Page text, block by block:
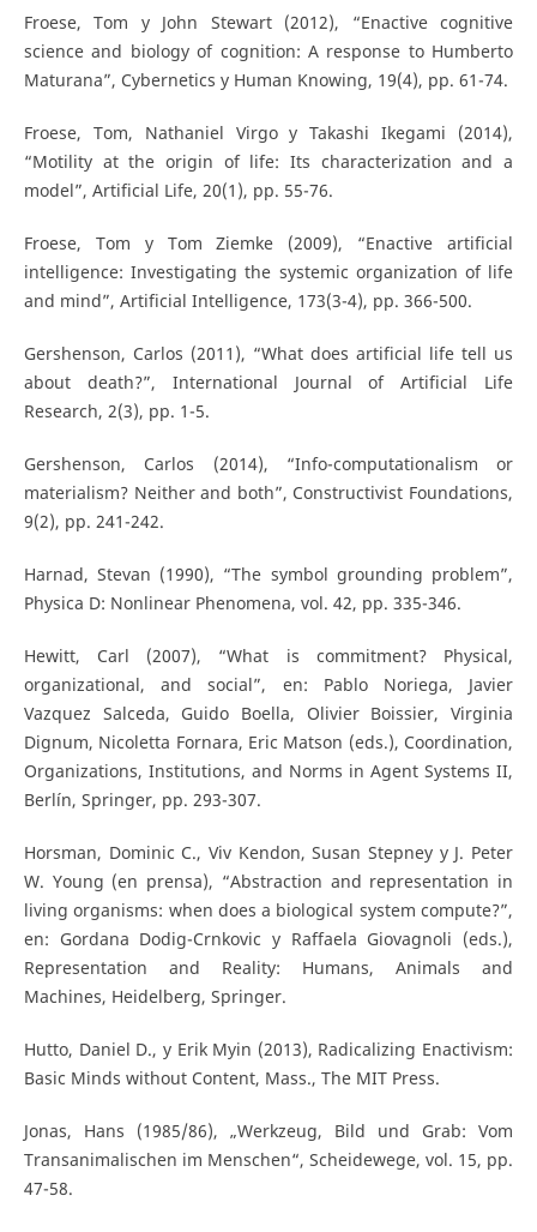
Froese, Tom y John Stewart (2012), “Enactive cognitive
science and biology of cognition: A response to Humberto
Maturana”, Cybernetics y Human Knowing, 19(4), pp. 61-74.
Froese, Tom, Nathaniel Virgo y Takashi Ikegami (2014),
“Motility at the origin of life: Its characterization and a
model”, Artificial Life, 20(1), pp. 55-76.
Froese, Tom y Tom Ziemke (2009), “Enactive artificial
intelligence: Investigating the systemic organization of life
and mind”, Artificial Intelligence, 173(3-4), pp. 366-500.
Gershenson, Carlos (2011), “What does artificial life tell us
about death?”, International Journal of Artificial Life
Research, 2(3), pp. 1-5.
Gershenson, Carlos (2014), “Info-computationalism or
materialism? Neither and both”, Constructivist Foundations,
9(2), pp. 241-242.
Harnad, Stevan (1990), “The symbol grounding problem”,
Physica D: Nonlinear Phenomena, vol. 42, pp. 335-346.
Hewitt, Carl (2007), “What is commitment? Physical,
organizational, and social”, en: Pablo Noriega, Javier
Vazquez Salceda, Guido Boella, Olivier Boissier, Virginia
Dignum, Nicoletta Fornara, Eric Matson (eds.), Coordination,
Organizations, Institutions, and Norms in Agent Systems II,
Berlín, Springer, pp. 293-307.
Horsman, Dominic C., Viv Kendon, Susan Stepney y J. Peter
W. Young (en prensa), “Abstraction and representation in
living organisms: when does a biological system compute?”,
en: Gordana Dodig-Crnkovic y Raffaela Giovagnoli (eds.),
Representation and Reality: Humans, Animals and
Machines, Heidelberg, Springer.
Hutto, Daniel D., y Erik Myin (2013), Radicalizing Enactivism:
Basic Minds without Content, Mass., The MIT Press.
Jonas, Hans (1985/86), „Werkzeug, Bild und Grab: Vom
Transanimalischen im Menschen“, Scheidewege, vol. 15, pp.
47-58.